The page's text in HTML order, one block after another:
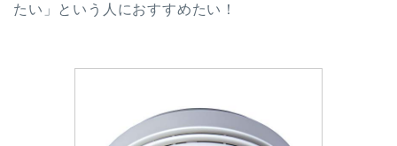
たい」という人におすすめたい！